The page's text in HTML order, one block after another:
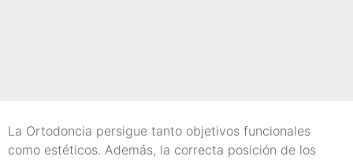
La Ortodoncia persigue tanto objetivos funcionales
como estéticos. Además, la correcta posición de los